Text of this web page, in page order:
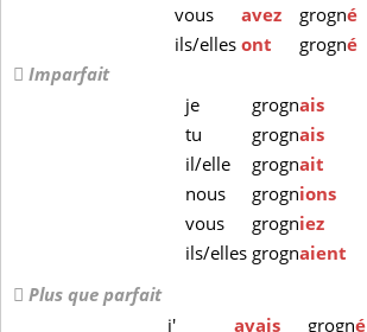
vous
avez grogné
ils/ellesont grogné
Imparfait
je
grognais
tu
grognais
il/elle
grognait
nous
grognions
vous
grogniez
ils/elles grognaient
Plus que parfait
j'
avais grogné